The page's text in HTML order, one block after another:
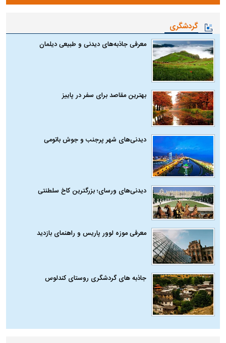
گردشگری
معرفی جاذبه‌های دیدنی و طبیعی دیلمان
بهترین مقاصد برای سفر در پاییز
دیدنی‌های شهر پرجنب و جوش باتومی
دیدنی‌های ورسای؛ بزرگترین کاخ سلطنتی
معرفی موزه لوور پاریس و راهنمای بازدید
جاذبه های گردشگری روستای کندلوس